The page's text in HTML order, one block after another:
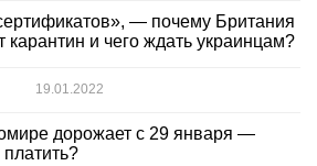
— почему Британия
карантин и чего ждать украинцам?
19.01.2022
дорожает с 29 января —